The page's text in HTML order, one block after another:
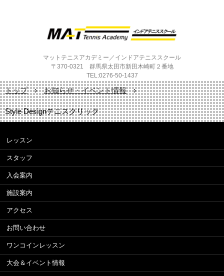
マットテニスアカデミー／インドアテニススクール
〒370-0321 群馬県太田市新田木崎町２番地
TEL:0276-50-1437
トップ › お知らせ・イベント情報 ›
Style Designテニスクリック
レッスン
スタッフ
入会案内
施設案内
アクセス
お問い合わせ
ワンコインレッスン
大会＆イベント情報